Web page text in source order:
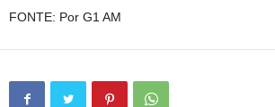
FONTE: Por G1 AM